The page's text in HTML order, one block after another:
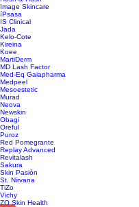
Image Skincare
íPsasa
IS Clinical
Jada
Kelo-Cote
Kireina
Koee
MartiDerm
MD Lash Factor
Med-Eq Gaiapharma
Medpeel
Mesoestetic
Murad
Neova
Newskin
Obagi
Oreful
Puroz
Red Pomegrante
Replay Advanced
Revitalash
Sakura
Skin Pasión
St. Nirvana
TiZo
Vichy
ZO Skin Health